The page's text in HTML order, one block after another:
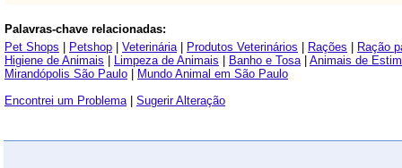
Palavras-chave relacionadas:
Pet Shops
Petshop Veterinária| Produtos Veterinários Rações
Ração
Higiene de Animais
Limpeza de Animais Banho e Tosa| Animais de
Mirandópolis São Paulo
Mundo Animal em São Paulo
Encontrei um Problema| Sugerir Alteração